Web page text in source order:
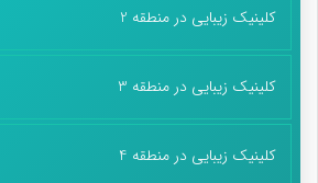
کلینیک زیبایی در منطقه 2
کلینیک زیبایی در منطقه 3
کلینیک زیبایی در منطقه 4